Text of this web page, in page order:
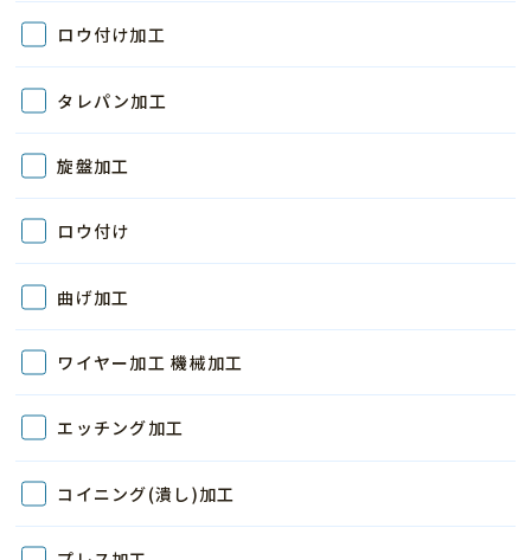
ロウ付け加工
タレパン加工
旋盤加工
ロウ付け
曲げ加工
ワイヤー加工 機械加工
エッチング加工
コイニング(潰し)加工